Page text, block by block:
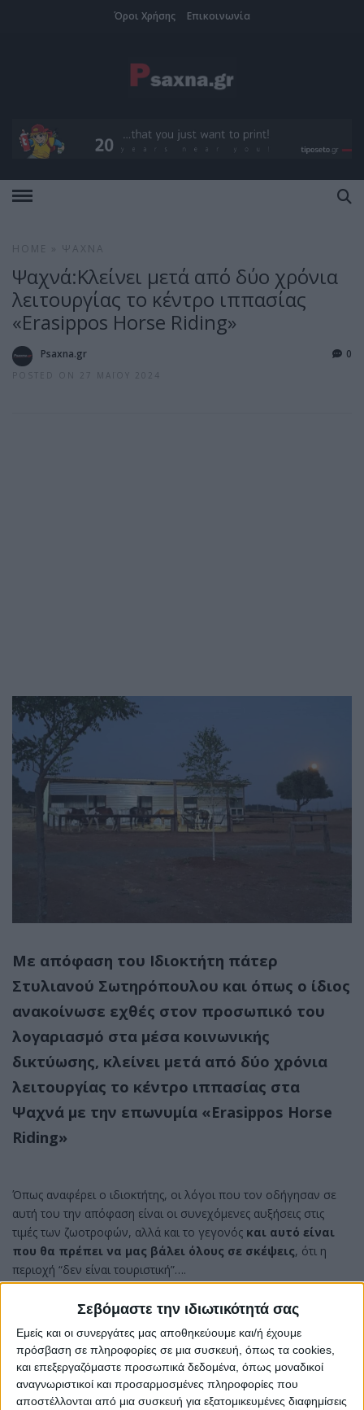
Σεβόμαστε την ιδιωτικότητά σας
Εμείς και οι συνεργάτες μας αποθηκεύουμε και/ή έχουμε
πρόσβαση σε πληροφορίες σε μια συσκευή, όπως τα cookies,
και επεξεργαζόμαστε προσωπικά δεδομένα, όπως μοναδικοί
αναγνωριστικοί και προσαρμοσμένες πληροφορίες που
αποστέλλονται από μια συσκευή για εξατομικευμένες διαφημίσεις
Όροι Χρήσης Επικοινωνία
HOME ΨΑΧΝΆ
Ψαχνά:Κλείνει μετά από δύο χρόνια
λειτουργίας το κέντρο ιππασίας
«Erasippos Horse Riding»
Psaxna.gr
POSTED ON 27 ΜΑΪ́ΟΥ 2024
0
Με απόφαση του Ιδιοκτήτη πάτερ
Στυλιανού Σωτηρόπουλου και όπως ο ίδιος
ανακοίνωσε εχθές στον προσωπικό του
λογαριασμό στα μέσα κοινωνικής
δικτύωσης, κλείνει μετά από δύο χρόνια
λειτουργίας το κέντρο ιππασίας στα
Ψαχνά με την επωνυμία «Erasippos Horse
Riding»
Όπως αναφέρει ο ιδιοκτήτης, οι λόγοι που τον οδήγησαν σε
αυτή του την απόφαση είναι οι συνεχόμενες αυξήσεις στις
τιμές των ζωοτροφών, αλλά και το γεγονός και αυτό είναι
που θα πρέπει να μας βάλει όλους σε σκέψεις, ότι η
περιοχή “δεν είναι τουριστική”….
Η ανακοίνωση του πάτερ Στυλιανού Σωτηροπούλου